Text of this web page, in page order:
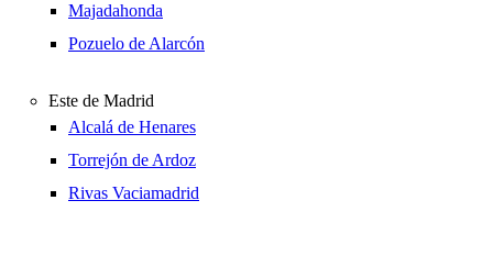
Majadahonda
Pozuelo de Alarcón
Este de Madrid
Alcalá de Henares
Torrejón de Ardoz
Rivas Vaciamadrid